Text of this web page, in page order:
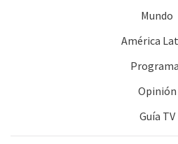
Mundo
América
Opinión
Guía TV